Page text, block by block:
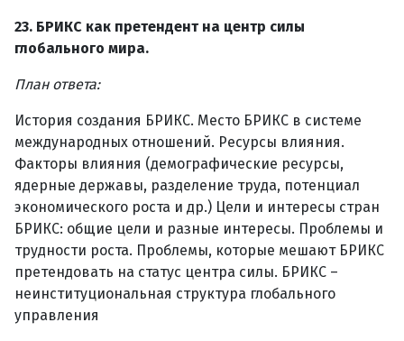
23. БРИКС как претендент на центр силы
глобального мира.
План ответа:
История создания БРИКС. Место БРИКС в системе
международных отношений. Ресурсы влияния.
Факторы влияния (демографические ресурсы,
ядерные державы, разделение труда, потенциал
экономического роста и др.) Цели и интересы стран
БРИКС: общие цели и разные интересы. Проблемы и
трудности роста. Проблемы, которые мешают БРИКС
претендовать на статус центра силы. БРИКС –
неинституциональная структура глобального
управления